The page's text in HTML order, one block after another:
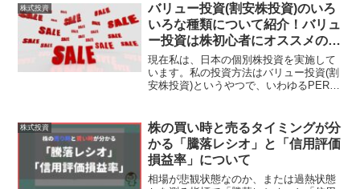
株式投資
バリュー投資(割安株投資)のいろ
いろな種類について紹介！バリュ
ー投資は株初心者にオススメの投
資法です。
現在私は、日本の個別株投資を実施して
います。私の投資方法はバリュー投資(割
安株投資)というやつで、いわゆるPERや
くなる衝動に駆られるので自分にピッタ
リな投資方法だと...
株式投資
株の買い時と売るタイミングが分
かる「騰落レシオ」と「信用評価
損益率」について
相場が悲観状態なのか、または過熱状態